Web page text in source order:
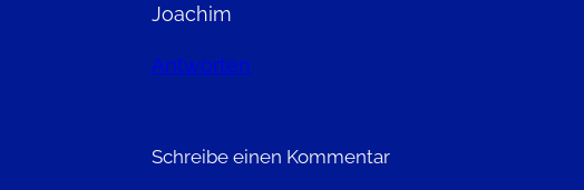
Joachim
Antworten
Schreibe einen Kommentar